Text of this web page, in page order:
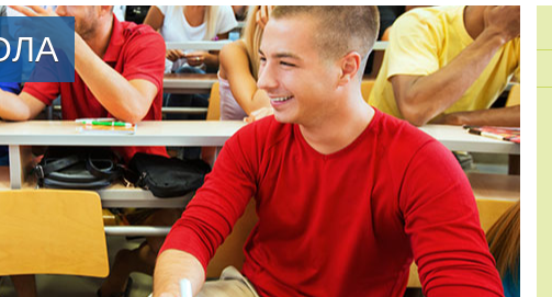
Среднее образование
Типы школ
Высшее образование
Типы высшего образования
Типы высших учебных
заведений
Образование для взрослых
Гимназия
Специальнaя школа
Общежитие
Факультеты
Высшая
Академии
образования
Программы
Бакалавриат
Магистратура
Докторат
образование
Специальное